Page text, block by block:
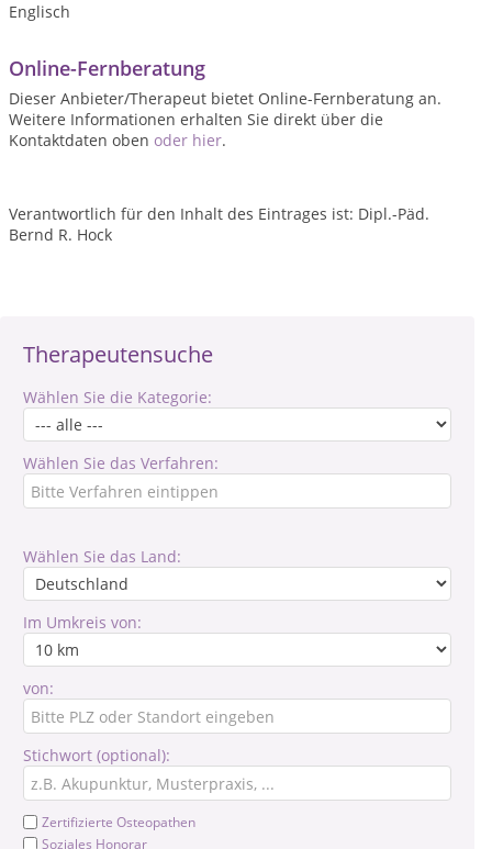
Therapeutensuche
Wählen Sie die Kategorie:
Wählen Sie das Verfahren:
Wählen Sie das Land:
Im Umkreis von:
von:
Stichwort (optional):
Zertifizierte Osteopathen
Soziales Honorar
Englisch
Online-Fernberatung
Dieser Anbieter/Therapeut bietet Online-Fernberatung an.
Weitere Informationen erhalten Sie direkt über die
Kontaktdaten oben oder hier.
Verantwortlich für den Inhalt des Eintrages ist: Dipl.-Päd.
Bernd R. Hock